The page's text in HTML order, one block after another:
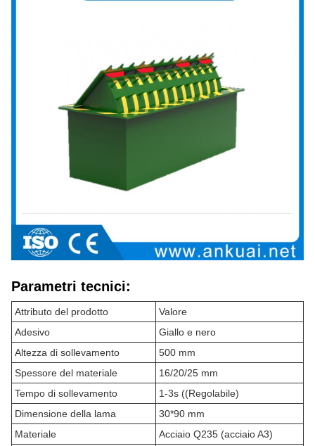
Parametri tecnici:
Attributo del prodotto
Valore
Adesivo
Giallo e nero
Altezza di sollevamento
500 mm
Spessore del materiale
16/20/25 mm
Tempo di sollevamento
1-3s ((Regolabile)
Dimensione della lama
30*90 mm
Materiale
Acciaio Q235 (acciaio A3)